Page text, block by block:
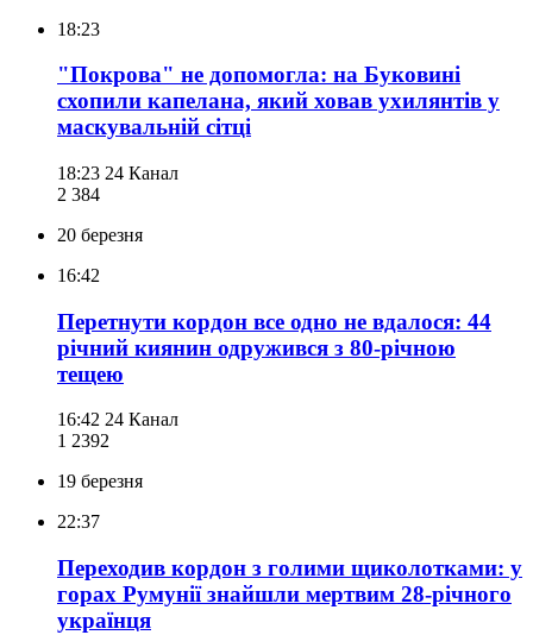
18:23
"Покрова" не допомогла: на Буковині
схопили капелана, який ховав ухилянтів у
маскувальній сітці
18:23 24 Канал
2 384
20 березня
16:42
Перетнути кордон все одно не вдалося: 44
річний киянин одружився з 80-річною
тещею
16:42 24 Канал
1 2392
19 березня
22:37
Переходив кордон з голими щиколотками: у
горах Румунії знайшли мертвим 28-річного
українця